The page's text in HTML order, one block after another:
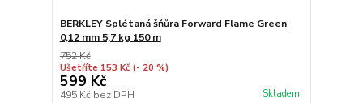
BERKLEY Splétaná šňůra Forward Flame Green
0,12 mm 5,7 kg 150 m
752 Kč
Ušetříte 153 Kč (- 20 %)
599 Kč
495 Kč bez DPH Skladem